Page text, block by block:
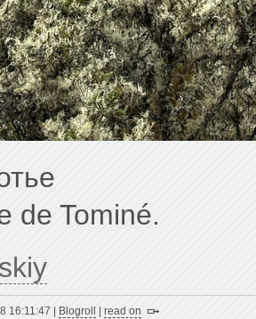
de Tominé.
16:11:47 | Blogroll read on